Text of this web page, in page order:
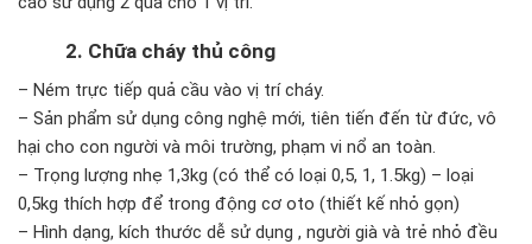
2. Chữa cháy thủ công
– Ném trực tiếp quả cầu vào vị trí cháy.
– Sản phẩm sử dụng công nghệ mới, tiên tiến đến từ đức, vô
hại cho con người và môi trường, phạm vi nổ an toàn.
– Trọng lượng nhẹ 1,3kg (có thể có loại 0,5, 1, 1.5kg) – loại
0,5kg thích hợp để trong động cơ oto (thiết kế nhỏ gọn)
– Hình dạng, kích thước dễ sử dụng , người già và trẻ nhỏ đều